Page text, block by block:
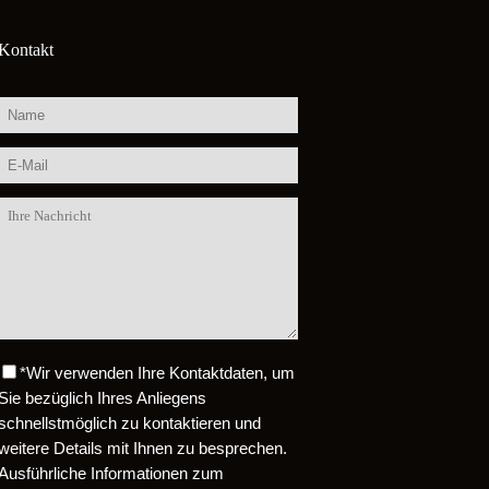
lasse dieses Feld leer.
*Wir verwenden Ihre Kontaktdaten, um
bezüglich Ihres Anliegens
zu kontaktieren und
Details mit Ihnen zu besprechen.
Informationen zum